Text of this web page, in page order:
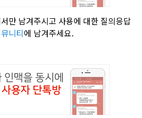
만 남겨주시고 사용에 대한 질의응답
니티에 남겨주세요.